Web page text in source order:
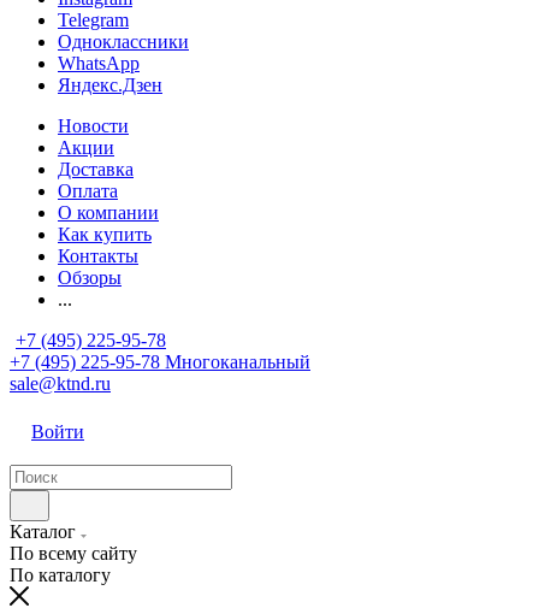
Telegram
Одноклассники
WhatsApp
Яндекс.Дзен
Новости
Акции
Доставка
Оплата
О компании
Как купить
Контакты
Обзоры
...
+7 (495) 225-95-78
+7 (495) 225-95-78 Многоканальный
sale@ktnd.ru
Войти
Каталог
По всему сайту
По каталогу